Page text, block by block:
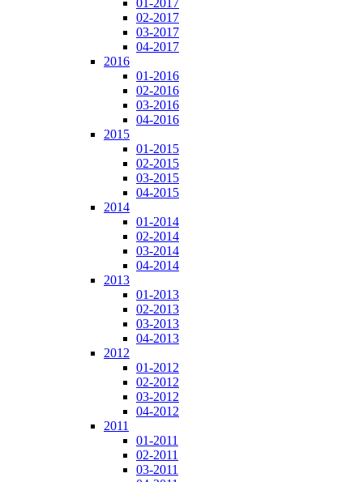
01-2017
02-2017
03-2017
04-2017
2016
01-2016
02-2016
03-2016
04-2016
2015
01-2015
02-2015
03-2015
04-2015
2014
01-2014
02-2014
03-2014
04-2014
2013
01-2013
02-2013
03-2013
04-2013
2012
01-2012
02-2012
03-2012
04-2012
2011
01-2011
02-2011
03-2011